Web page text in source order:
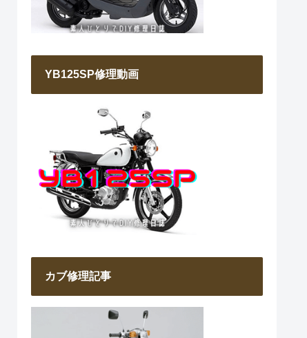
YB125SP修理動画
カブ修理記事